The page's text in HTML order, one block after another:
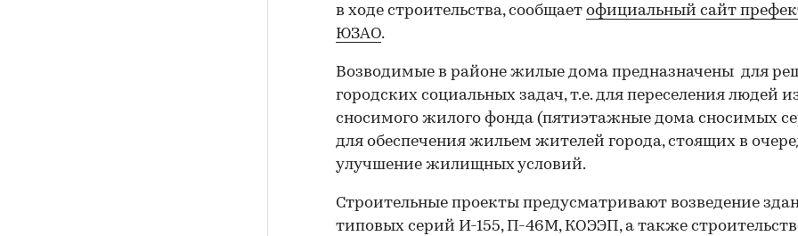
в ходе строительства, сообщает официальный сайт
ЮЗАО.
Возводимые в районе жилые дома предназначены для
городских социальных задач, т.е. для переселения людей
сносимого жилого фонда (пятиэтажные дома сносимых
для обеспечения жильем жителей города, стоящих в
улучшение жилищных условий.
Строительные проекты предусматривают возведение
типовых серий И-155, П-46М, КОЭЭП, а также